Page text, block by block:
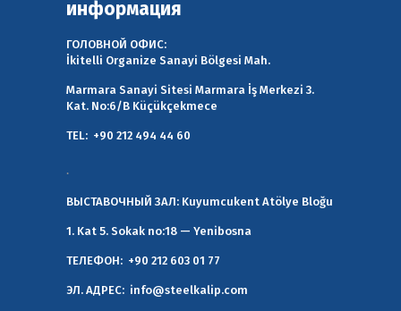
информация
ГОЛОВНОЙ ОФИС:
İkitelli Organize Sanayi Bölgesi Mah.
Marmara Sanayi Sitesi Marmara İş Merkezi 3.
Kat. No:6/B Küçükçekmece
TEL: +90 212 494 44 60
.
ВЫСТАВОЧНЫЙ ЗАЛ: Kuyumcukent Atölye Bloğu
1. Kat 5. Sokak no:18 — Yenibosna
ТЕЛЕФОН: +90 212 603 01 77
ЭЛ. АДРЕС: info@steelkalip.com